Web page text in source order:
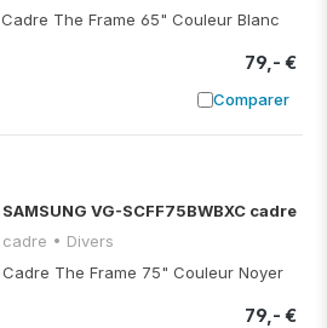
Cadre The Frame 65" Couleur Blanc
79,- €
Comparer
Ajouter à
SAMSUNG VG-SCFF75BWBXC cadre
cadre • Divers
Cadre The Frame 75" Couleur Noyer
79,- €